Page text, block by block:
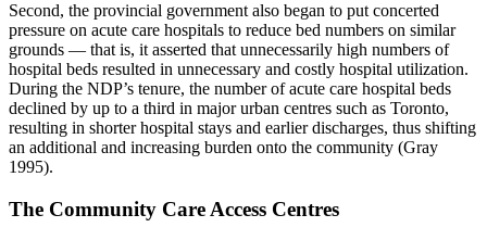
Second, the provincial government also began to put concerted
pressure on acute care hospitals to reduce bed numbers on similar
grounds — that is, it asserted that unnecessarily high numbers of
hospital beds resulted in unnecessary and costly hospital utilization.
During the NDP’s tenure, the number of acute care hospital beds
declined by up to a third in major urban centres such as Toronto,
resulting in shorter hospital stays and earlier discharges, thus shifting
an additional and increasing burden onto the community (Gray
1995).
The Community Care Access Centres